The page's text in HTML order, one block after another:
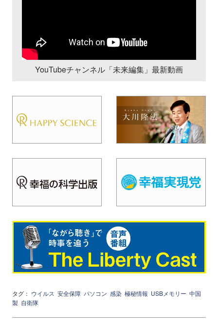
YouTubeチャンネル「未来編集」最新動画
タグ： ウイルス 安全保障 パソコン 感染 極秘情報 USBメモリー 中国
製 自衛隊